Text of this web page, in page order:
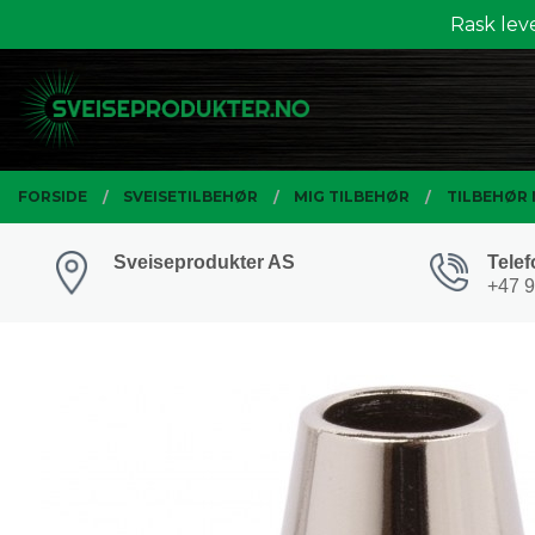
innholdet
Rask
PRODUKTER
FORSIDE SVEISETILBEHØR MIG TILBEHØR TILBEHØR
Sveiseprodukter AS
+47